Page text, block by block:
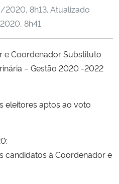
e Comunicações
2020, 8h13. Atualizado
8h41
e Coordenador Substituto
– Gestão 2020 -2022
eleitores aptos ao voto
candidatos à Coordenador e